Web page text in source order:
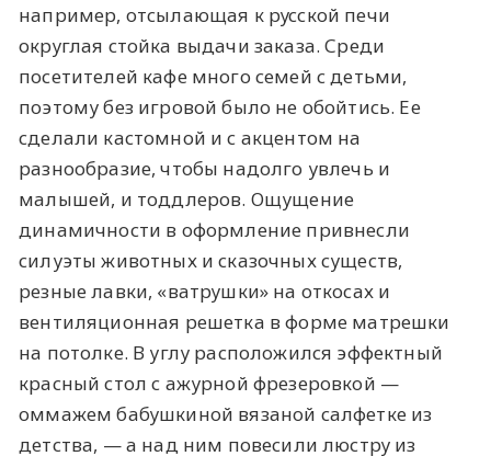
например, отсылающая к русской печи
округлая стойка выдачи заказа. Среди
посетителей кафе много семей с детьми,
поэтому без игровой было не обойтись. Ее
сделали кастомной и с акцентом на
разнообразие, чтобы надолго увлечь и
малышей, и тоддлеров. Ощущение
динамичности в оформление привнесли
силуэты животных и сказочных существ,
резные лавки, «ватрушки» на откосах и
вентиляционная решетка в форме матрешки
на потолке. В углу расположился эффектный
красный стол с ажурной фрезеровкой —
оммажем бабушкиной вязаной салфетке из
детства, — а над ним повесили люстру из